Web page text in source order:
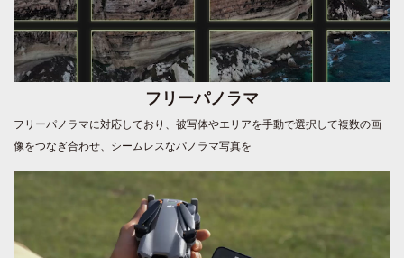
フリーパノラマ
フリーパノラマに対応しており、被写体やエリアを手動で選択して複数の画
像をつなぎ合わせ、シームレスなパノラマ写真を